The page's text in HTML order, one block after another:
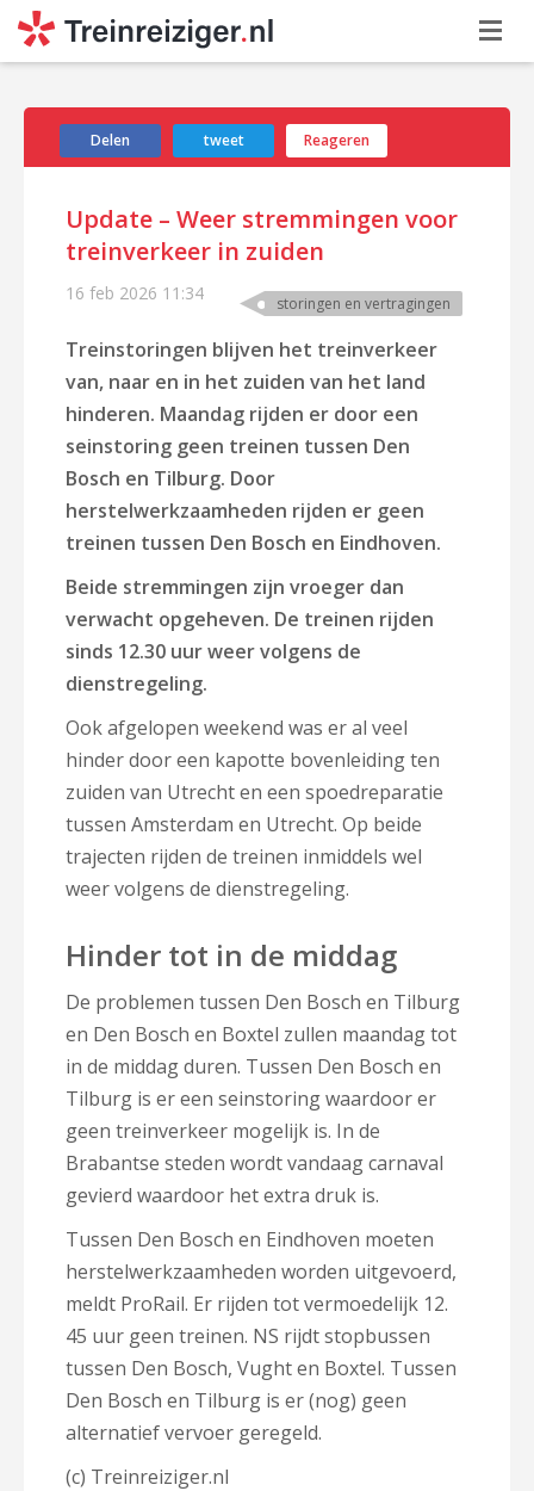
Delen tweet Reageren
Update – Weer stremmingen voor
treinverkeer in zuiden
16 feb 2026 11:34 storingen en vertragingen
Treinstoringen blijven het treinverkeer
van, naar en in het zuiden van het land
hinderen. Maandag rijden er door een
seinstoring geen treinen tussen Den
Bosch en Tilburg. Door
herstelwerkzaamheden rijden er geen
treinen tussen Den Bosch en Eindhoven.
Beide stremmingen zijn vroeger dan
verwacht opgeheven. De treinen rijden
sinds 12.30 uur weer volgens de
dienstregeling.
Ook afgelopen weekend was er al veel
hinder door een kapotte bovenleiding ten
zuiden van Utrecht en een spoedreparatie
tussen Amsterdam en Utrecht. Op beide
trajecten rijden de treinen inmiddels wel
weer volgens de dienstregeling.
Hinder tot in de middag
De problemen tussen Den Bosch en Tilburg
en Den Bosch en Boxtel zullen maandag tot
in de middag duren. Tussen Den Bosch en
Tilburg is er een seinstoring waardoor er
geen treinverkeer mogelijk is. In de
Brabantse steden wordt vandaag carnaval
gevierd waardoor het extra druk is.
Tussen Den Bosch en Eindhoven moeten
herstelwerkzaamheden worden uitgevoerd,
meldt ProRail. Er rijden tot vermoedelijk 12.
45 uur geen treinen. NS rijdt stopbussen
tussen Den Bosch, Vught en Boxtel. Tussen
Den Bosch en Tilburg is er (nog) geen
alternatief vervoer geregeld.
(c) Treinreiziger.nl